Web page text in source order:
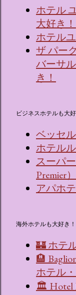
ホテル
大好き！
ホテル
ザ パー
バーサ
き！
ビジネスホテルも大好
ベッセ
ホテル
スーパ
Premier
アパホ
海外ホテルも大好き！
🏰 ホテ
🏨
ホテル
🏛 Hotel